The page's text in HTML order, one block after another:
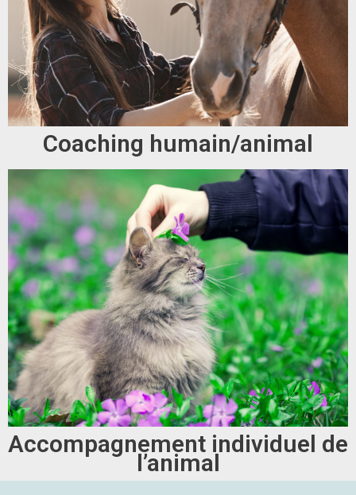
Coaching humain/animal
Accompagnement individuel de
l’animal